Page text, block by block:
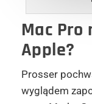
Mac Pro
Apple?
Prosser
wyglądem